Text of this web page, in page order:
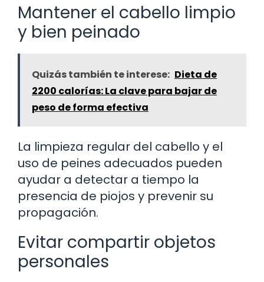
Mantener el cabello limpio
y bien peinado
Quizás también te interese: Dieta de
2200 calorías: La clave para bajar de
peso de forma efectiva
La limpieza regular del cabello y el
uso de peines adecuados pueden
ayudar a detectar a tiempo la
presencia de piojos y prevenir su
propagación.
Evitar compartir objetos
personales